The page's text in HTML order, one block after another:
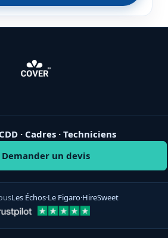
· Cadres · Techniciens
Demander un devis
Les Échos·Le Figaro·HireSweet